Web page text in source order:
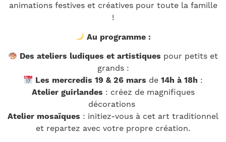
animations festives et créatives pour toute la famille
!
Au programme :
Des ateliers ludiques et artistiques pour petits et
grands :
Les mercredis 19 & 26 mars de 14h à 18h :
Atelier guirlandes : créez de magnifiques
décorations
Atelier mosaïques : initiez-vous à cet art traditionnel
et repartez avec votre propre création.